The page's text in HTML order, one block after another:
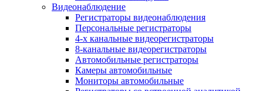
Видеонаблюдение
Регистраторы видеонаблюдения
Персональные регистраторы
4-х канальные видеорегистраторы
8-канальные видеорегистраторы
Автомобильные регистраторы
Камеры автомобильные
Мониторы автомобильные